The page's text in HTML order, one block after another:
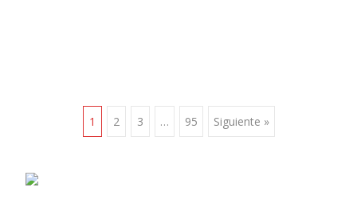
a
1 2 3 … 95 Siguiente »